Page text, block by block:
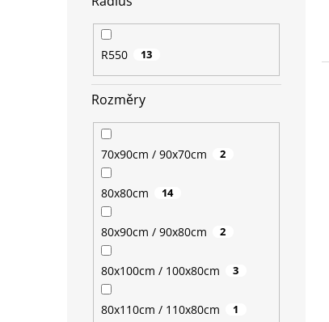
R550 13
Rozměry
70x90cm / 90x70cm 2
80x80cm 14
80x90cm / 90x80cm 2
80x100cm / 100x80cm 3
80x110cm / 110x80cm 1